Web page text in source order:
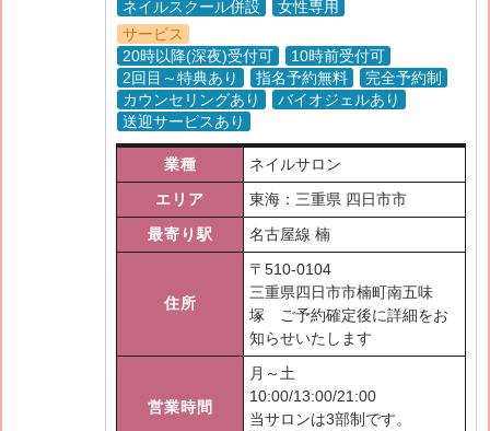
ネイルスクール併設
女性専用
サービス
20時以降(深夜)受付可
10時前受付可
2回目～特典あり
指名予約無料
完全予約制
カウンセリングあり
バイオジェルあり
送迎サービスあり
業種
ネイルサロン
エリア
東海：三重県 四日市市
最寄り駅
名古屋線 楠
住所
〒 510-0104
三重県四日市市楠町南五味
塚 ご予約確定後に詳細をお
知らせいたします
営業時間
月～土
10:00/13:00/21:00
当サロンは3部制です。